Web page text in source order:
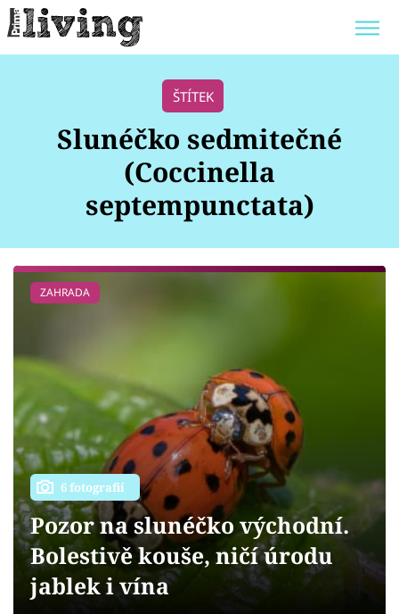
POKOJOVÉ KVĚTINY
ZAHRADA
Bydlení
Design
Sledujte prima+
Přihlášení
Sledujte nás
ŠTÍTEK
Slunéčko sedmitečné
(Coccinella
septempunctata)
ZAHRADA
6 fotografií
Pozor na slunéčko východní.
Bolestivě kouše, ničí úrodu
jablek i vína